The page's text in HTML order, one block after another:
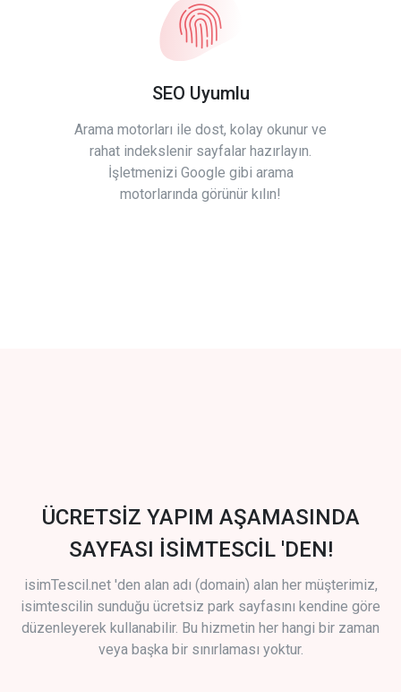
SEO Uyumlu
Arama motorları ile dost, kolay okunur ve
rahat indekslenir sayfalar hazırlayın.
İşletmenizi Google gibi arama
motorlarında görünür kılın!
ÜCRETSİZ YAPIM AŞAMASINDA
SAYFASI İSİMTESCİL 'DEN!
isimTescil.net 'den alan adı (domain) alan her müşterimiz,
isimtescilin sunduğu ücretsiz park sayfasını kendine göre
düzenleyerek kullanabilir. Bu hizmetin her hangi bir zaman
veya başka bir sınırlaması yoktur.